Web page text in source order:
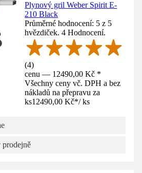
Plynový gril Weber Spirit E-
210 Black
Průměrné hodnocení: 5 z 5
hvězdiček. 4 Hodnocení.
(4)
cenu — 12490,00 Kč *
Všechny ceny vč. DPH a bez
nákladů na přepravu za
ks12490,00 Kč*/ ks
prodejně